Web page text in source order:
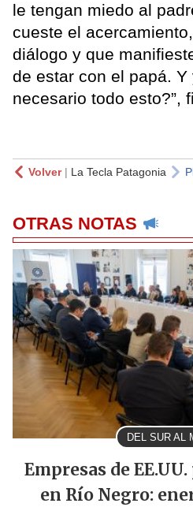
le tengan miedo al
cueste el
diálogo y que
de estar con el papá.
necesario todo esto?”,
Volver| La Tecla Patagonia
OTRAS NOTAS
DEL SUR AL
Empresas de
en Río Negro: